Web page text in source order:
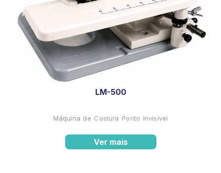
LM-500
Máquina de Costura Ponto Invisível
Ver mais